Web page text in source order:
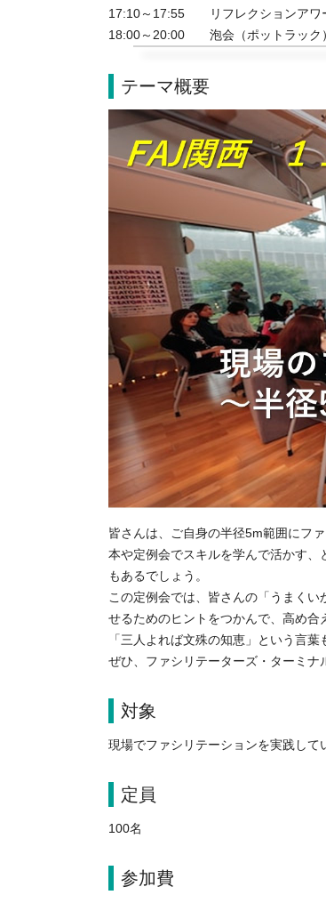
17:10～17:55　　リフレクションアワ
18:00～20:00　　泡会（ポットラック）
テーマ概要
皆さんは、ご自身の半径5m範囲にフ
本や定例会でスキルを学んで活かす
もあるでしょう。
この定例会では、皆さんの「うまく
せるためのヒントをつかんで、高め合
「三人よれば文殊の知恵」という言葉
ぜひ、ファシリテーターズ・ターミナ
対象
現場でファシリテーションを実践し
定員
100名
参加費